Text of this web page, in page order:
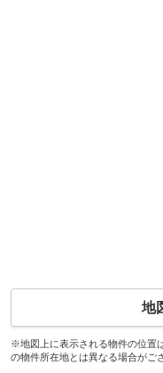
地
※地図上に表示される物件の位置
の物件所在地とは異なる場合がご